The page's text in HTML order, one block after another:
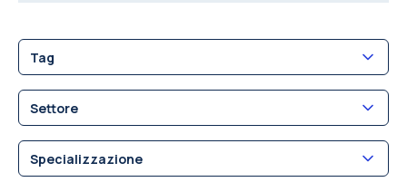
Tag
Settore
Specializzazione